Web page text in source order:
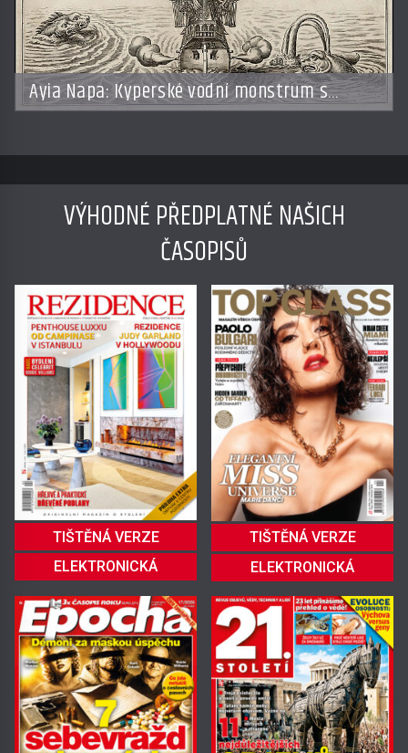
Ayia Napa: Kyperské vodní monstrum s
mírumilovnou povahou
VÝHODNÉ PŘEDPLATNÉ NAŠICH
ČASOPISŮ
TIŠTĚNÁ VERZE
ELEKTRONICKÁ
TIŠTĚNÁ VERZE
ELEKTRONICKÁ